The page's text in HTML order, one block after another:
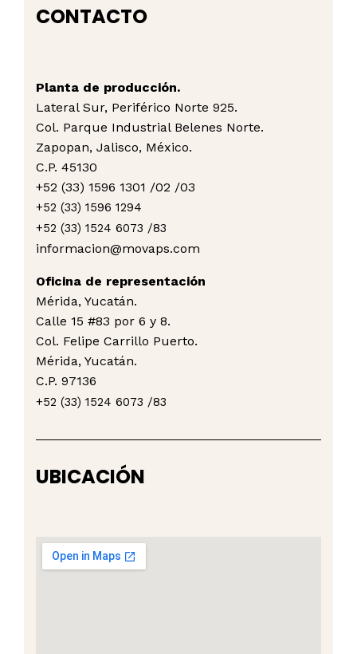
CONTACTO
Planta de producción.
Lateral Sur, Periférico Norte 925.
Col. Parque Industrial Belenes Norte.
Zapopan, Jalisco, México.
C.P. 45130
+52 (33) 1596 1301 /02 /03
+52 (33) 1596 1294
+52 (33) 1524 6073 /83
informacion@movaps.com
Oficina de representación
Mérida, Yucatán.
Calle 15 #83 por 6 y 8.
Col. Felipe Carrillo Puerto.
Mérida, Yucatán.
C.P. 97136
+52 (33) 1524 6073 /83
UBICACIÓN